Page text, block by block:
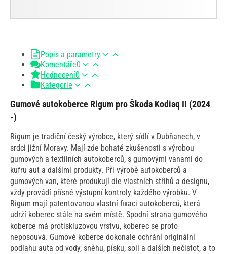
Popis a parametry
Komentáře0
Hodnocení0
Kategorie
Gumové autokoberce Rigum pro Škoda Kodiaq II (2024
-)
Rigum je tradiční český výrobce, který sídlí v Dubňanech, v
srdci jižní Moravy. Mají zde bohaté zkušenosti s výrobou
gumových a textilních autokoberců, s gumovými vanami do
kufru aut a dalšími produkty. Při výrobě autokoberců a
gumových van, které produkují dle vlastních střihů a designu,
vždy provádí přísné výstupní kontroly každého výrobku. V
Rigum mají patentovanou vlastní fixaci autokoberců, která
udrží koberec stále na svém místě. Spodní strana gumového
koberce má protiskluzovou vrstvu, koberec se proto
neposouvá. Gumové koberce dokonale ochrání originální
podlahu auta od vody, sněhu, písku, soli a dalších nečistot, a to